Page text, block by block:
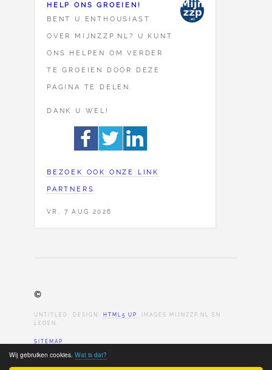
Wij gebruiken cookies. Wat is dat?
HELP ONS GROEIEN!
BENT U ENTHOUSIAST
OVER MIJNZZP.NL? U KUNT
ONS HELPEN OM VERDER
TE GROEIEN DOOR DEZE
PAGINA TE DELEN.
DANK U WEL!
BEZOEK OOK ONZE LINK
PARTNERS
VR, 7 AUG 2026
©
UNTITLED. DESIGN: HTML5 UP . IMAGES MIJNZZP.NL EN
LEDEN.
SITEMAP